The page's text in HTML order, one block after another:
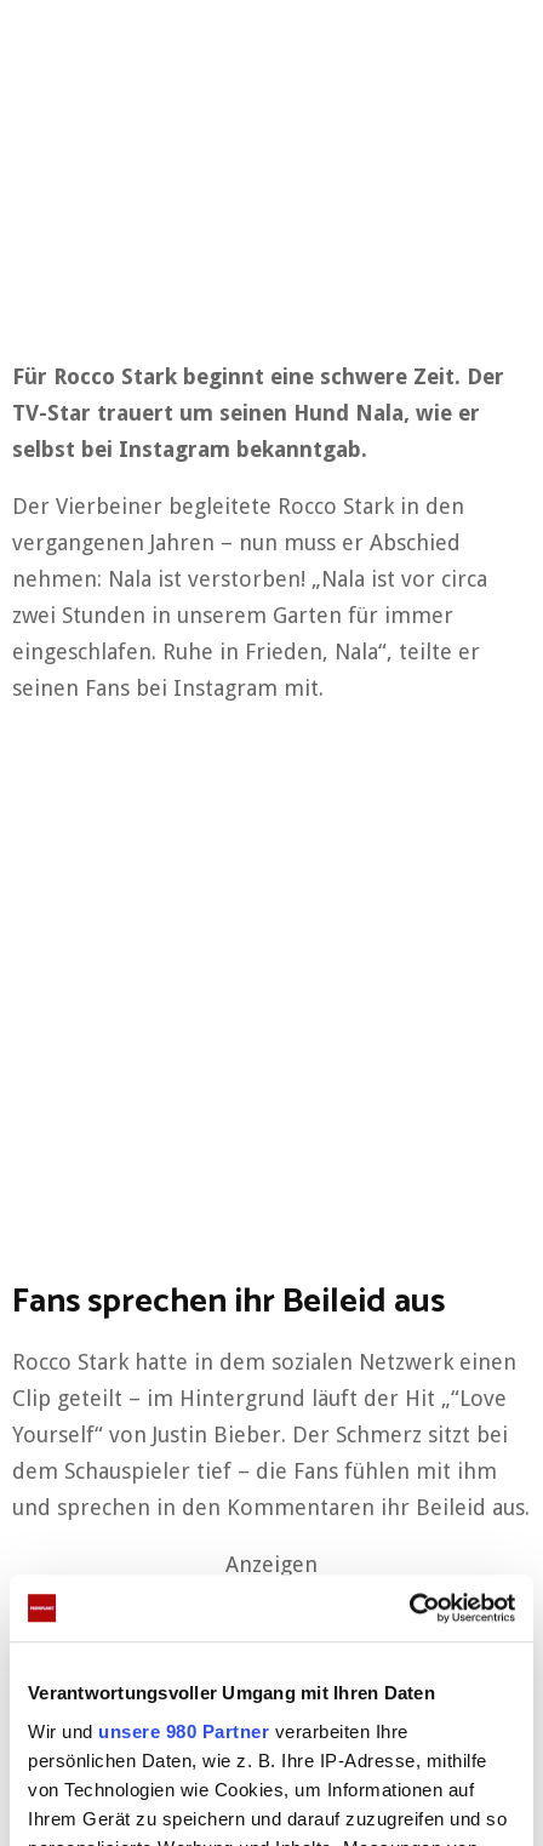
Verantwortungsvoller Umgang mit Ihren Daten
Wir und unsere 980 Partner verarbeiten Ihre
persönlichen Daten, wie z. B. Ihre IP-Adresse, mithilfe
von Technologien wie Cookies, um Informationen auf
Ihrem Gerät zu speichern und darauf zuzugreifen und so
Für Rocco Stark beginnt eine schwere Zeit. Der
TV-Star trauert um seinen Hund Nala, wie er
selbst bei Instagram bekanntgab.
Der Vierbeiner begleitete Rocco Stark in den
vergangenen Jahren – nun muss er Abschied
nehmen: Nala ist verstorben! „Nala ist vor circa
zwei Stunden in unserem Garten für immer
eingeschlafen. Ruhe in Frieden, Nala“, teilte er
seinen Fans bei Instagram mit.
Fans sprechen ihr Beileid aus
Rocco Stark hatte in dem sozialen Netzwerk einen
Clip geteilt – im Hintergrund läuft der Hit „“Love
Yourself“ von Justin Bieber. Der Schmerz sitzt bei
dem Schauspieler tief – die Fans fühlen mit ihm
und sprechen in den Kommentaren ihr Beileid aus.
Anzeigen